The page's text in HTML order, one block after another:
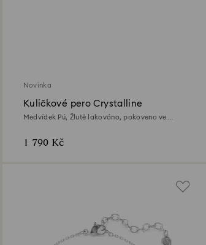
Novinka
Kuličkové pero Crystalline
Medvídek Pú, Žlutě lakováno, pokoveno ve
1 790 Kč